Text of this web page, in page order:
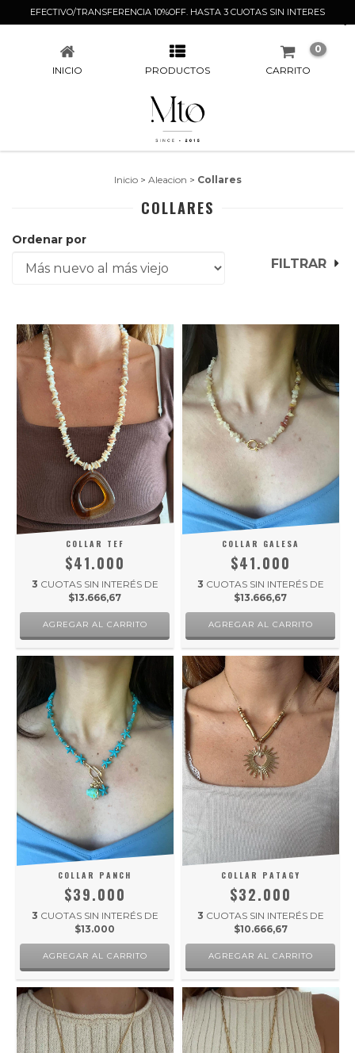
EFECTIVO/TRANSFERENCIA 10%OFF. HASTA 3 CUOTAS SIN INTERES
COLLARES
INICIO PRODUCTOS CARRITO
0
Inicio > Aleacion > Collares
COLLARES
Ordenar por
FILTRAR
COLLAR TEF
$41.000
3 CUOTAS SIN INTERÉS DE
$13.666,67
COLLAR GALESA
$41.000
3 CUOTAS SIN INTERÉS DE
$13.666,67
COLLAR PANCH
$39.000
3 CUOTAS SIN INTERÉS DE
$13.000
COLLAR PATAGY
$32.000
3 CUOTAS SIN INTERÉS DE
$10.666,67